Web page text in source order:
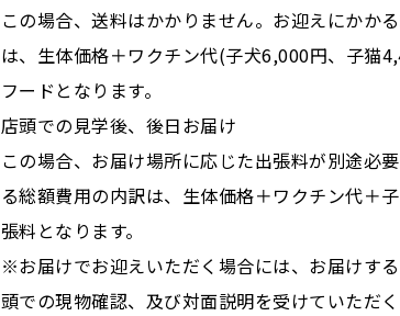
この場合、送料はかかりません。お迎えにかか
は、生体価格＋ワクチン代(子犬6,000円、子猫
フードとなります。
店頭での見学後、後日お届け
この場合、お届け場所に応じた出張料が別途必
る総額費用の内訳は、生体価格＋ワクチン代＋
張料となります。
※お届けでお迎えいただく場合には、お届けす
頭での現物確認、及び対面説明を受けていただく